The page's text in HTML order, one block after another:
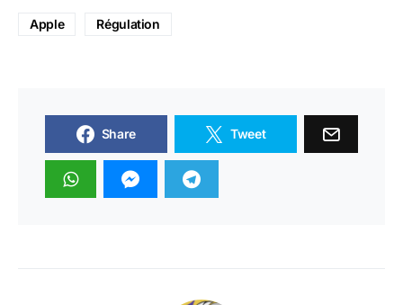
Apple Régulation
Share Tweet